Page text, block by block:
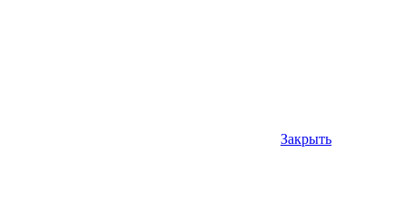
Закрыть